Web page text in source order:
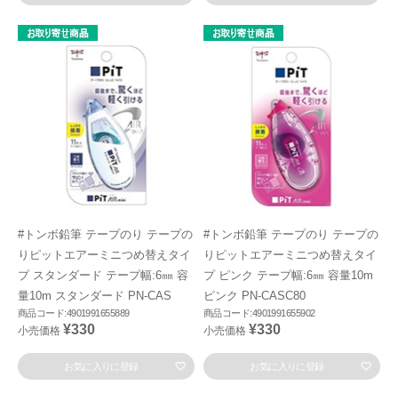
#トンボ鉛筆 テープのり テープの
りピットエアーミニつめ替えタイ
プ スタンダード テープ幅:6㎜ 容
量10m スタンダード PN-CAS
商品コード:4901991655889
小売価格 ¥330
お気に入りに登録
#トンボ鉛筆 テープのり テープの
りピットエアーミニつめ替えタイ
プ ピンク テープ幅:6㎜ 容量10m
ピンク PN-CASC80
商品コード:4901991655902
小売価格 ¥330
お気に入りに登録